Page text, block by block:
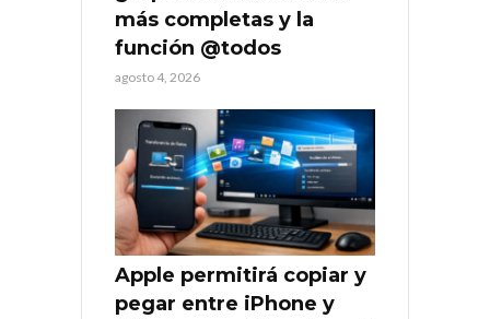
más completas y la
función @todos
agosto 4, 2026
Apple permitirá copiar y
pegar entre iPhone y